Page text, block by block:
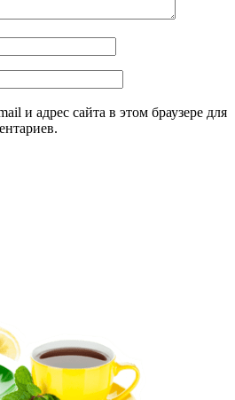
и адрес сайта в этом браузере для